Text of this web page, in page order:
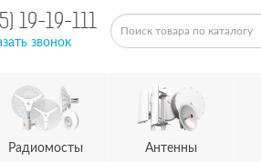
19-19-111
звонок
Радиомосты Антенны